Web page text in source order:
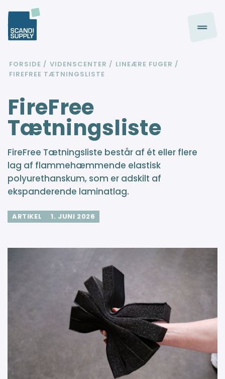
FORSIDE VIDENSCENTER
LINEÆRE FUGER
FIREFREE TÆTNINGSLISTE
FireFree
Tætningsliste
FireFree Tætningsliste består af ét eller flere
lag af flammehæmmende elastisk
polyurethanskum, som er adskilt af
ekspanderende laminatlag.
ARTIKEL 1. JUNI 2026